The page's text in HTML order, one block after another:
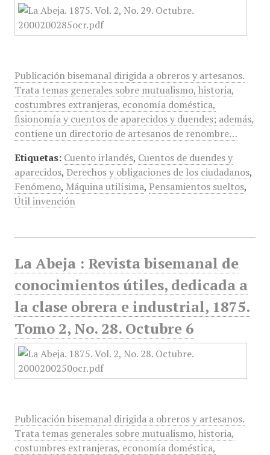
Publicación bisemanal dirigida a obreros y artesanos.
Trata temas generales sobre mutualismo, historia,
costumbres extranjeras, economía doméstica,
fisionomía y cuentos de aparecidos y duendes; además,
contiene un directorio de artesanos de renombre…
Etiquetas: Cuento irlandés, Cuentos de duendes y
aparecidos, Derechos y obligaciones de los ciudadanos,
Fenómeno, Máquina utilísima, Pensamientos sueltos,
Útil invención
La Abeja : Revista bisemanal de
conocimientos útiles, dedicada a
la clase obrera e industrial, 1875.
Tomo 2, No. 28. Octubre 6
Publicación bisemanal dirigida a obreros y artesanos.
Trata temas generales sobre mutualismo, historia,
costumbres extranjeras, economía doméstica,